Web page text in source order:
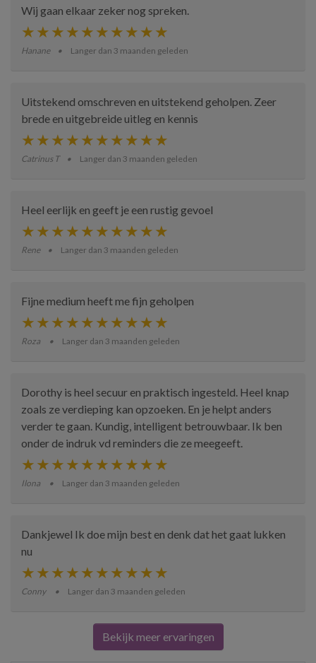
Wij gaan elkaar zeker nog spreken.
Hanane Langer dan 3 maanden geleden
Uitstekend omschreven en uitstekend geholpen. Zeer
brede en uitgebreide uitleg en kennis
Catrinus T Langer dan 3 maanden geleden
Heel eerlijk en geeft je een rustig gevoel
Rene Langer dan 3 maanden geleden
Fijne medium heeft me fijn geholpen
Roza Langer dan 3 maanden geleden
Dorothy is heel secuur en praktisch ingesteld. Heel knap
zoals ze verdieping kan opzoeken. En je helpt anders
verder te gaan. Kundig, intelligent betrouwbaar. Ik ben
onder de indruk vd reminders die ze meegeeft.
Ilona Langer dan 3 maanden geleden
Dankjewel Ik doe mijn best en denk dat het gaat lukken
nu
Conny Langer dan 3 maanden geleden
Bekijk meer ervaringen